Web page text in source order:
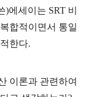
)에세이는 SRT 비
합적이면서 통일
한다.
이론과 관련하여